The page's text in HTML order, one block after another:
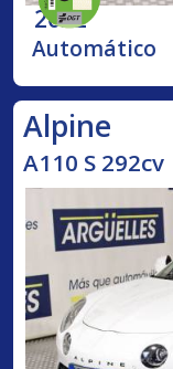
2022
Automático
Alpine
A110 S 292cv